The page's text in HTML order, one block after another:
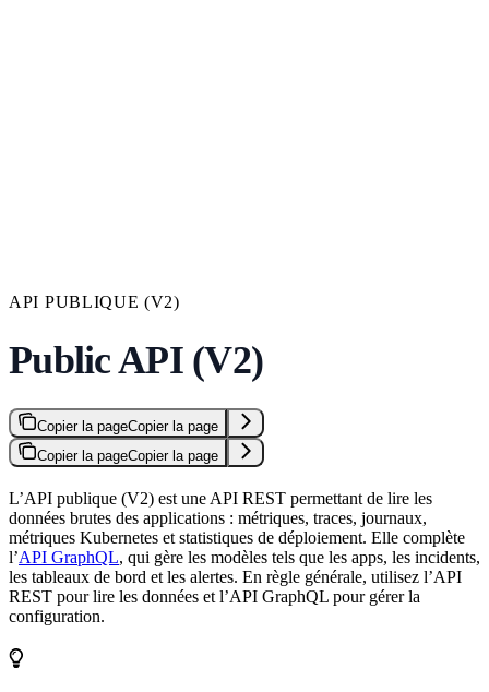
API PUBLIQUE (V2)
Public API (V2)
Copier la pageCopier la page
Copier la pageCopier la page
L’API publique (V2) est une API REST permettant de lire les
données brutes des applications : métriques, traces, journaux,
métriques Kubernetes et statistiques de déploiement. Elle complète
l’API GraphQL, qui gère les modèles tels que les apps, les incidents,
les tableaux de bord et les alertes. En règle générale, utilisez l’API
REST pour lire les données et l’API GraphQL pour gérer la
configuration.